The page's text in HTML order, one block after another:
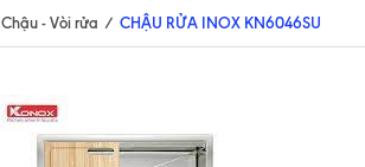
Chậu - Vòi rửa / CHẬU RỬA INOX KN6046SU